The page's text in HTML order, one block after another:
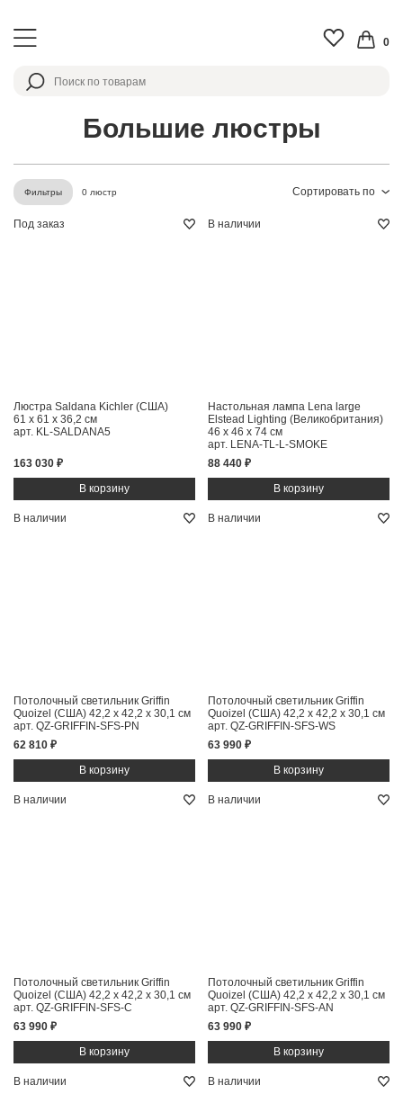
0
Большие люстры
Сортировать по
Фильтры 0 люстр
Под заказ
Люстра Saldana Kichler (США)
61 x 61 x 36,2 см
арт. KL-SALDANA5
163 030 ₽
В наличии
Настольная лампа Lena large
Elstead Lighting (Великобритания)
46 x 46 x 74 см
арт. LENA-TL-L-SMOKE
88 440 ₽
В наличии
Потолочный светильник Griffin
Quoizel (США) 42,2 x 42,2 x 30,1 см
арт. QZ-GRIFFIN-SFS-PN
62 810 ₽
В наличии
Потолочный светильник Griffin
Quoizel (США) 42,2 x 42,2 x 30,1 см
арт. QZ-GRIFFIN-SFS-WS
63 990 ₽
В наличии
Потолочный светильник Griffin
Quoizel (США) 42,2 x 42,2 x 30,1 см
арт. QZ-GRIFFIN-SFS-C
63 990 ₽
В наличии
Потолочный светильник Griffin
Quoizel (США) 42,2 x 42,2 x 30,1 см
арт. QZ-GRIFFIN-SFS-AN
63 990 ₽
В наличии В наличии